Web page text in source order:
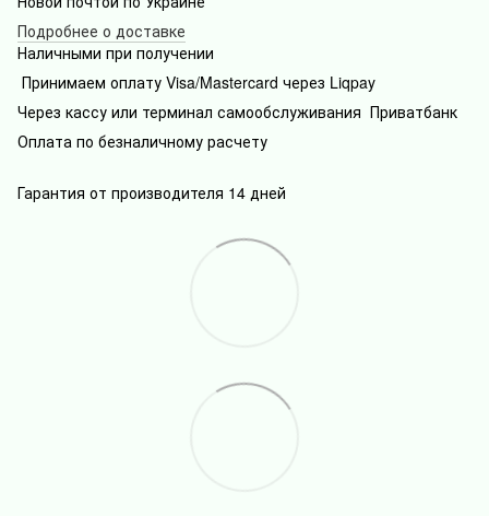
Подробнее о доставке
Наличными при получении
Принимаем оплату Visa/Mastercard через Liqpay
Через кассу или терминал самообслуживания Приватбанк
Оплата по безналичному расчету
Гарантия от производителя 14 дней